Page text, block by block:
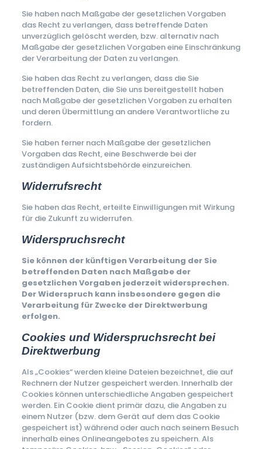
Sie haben nach Maßgabe der gesetzlichen Vorgaben
das Recht zu verlangen, dass betreffende Daten
unverzüglich gelöscht werden, bzw. alternativ nach
Maßgabe der gesetzlichen Vorgaben eine Einschränkung
der Verarbeitung der Daten zu verlangen.
Sie haben das Recht zu verlangen, dass die Sie
betreffenden Daten, die Sie uns bereitgestellt haben
nach Maßgabe der gesetzlichen Vorgaben zu erhalten
und deren Übermittlung an andere Verantwortliche zu
fordern.
Sie haben ferner nach Maßgabe der gesetzlichen
Vorgaben das Recht, eine Beschwerde bei der
zuständigen Aufsichtsbehörde einzureichen.
Widerrufsrecht
Sie haben das Recht, erteilte Einwilligungen mit Wirkung
für die Zukunft zu widerrufen.
Widerspruchsrecht
Sie können der künftigen Verarbeitung der Sie
betreffenden Daten nach Maßgabe der
gesetzlichen Vorgaben jederzeit widersprechen.
Der Widerspruch kann insbesondere gegen die
Verarbeitung für Zwecke der Direktwerbung
erfolgen.
Cookies und Widerspruchsrecht bei
Direktwerbung
Als „Cookies“ werden kleine Dateien bezeichnet, die auf
Rechnern der Nutzer gespeichert werden. Innerhalb der
Cookies können unterschiedliche Angaben gespeichert
werden. Ein Cookie dient primär dazu, die Angaben zu
einem Nutzer (bzw. dem Gerät auf dem das Cookie
gespeichert ist) während oder auch nach seinem Besuch
innerhalb eines Onlineangebotes zu speichern. Als